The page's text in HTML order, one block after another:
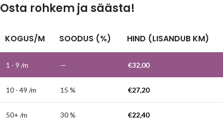
Osta rohkem ja säästa!
KOGUS/M SOODUS (%) HIND (LISANDUB KM)
1 - 9 /m — €32,00
10 - 49 /m 15 % €27,20
50+ /m 30 % €22,40